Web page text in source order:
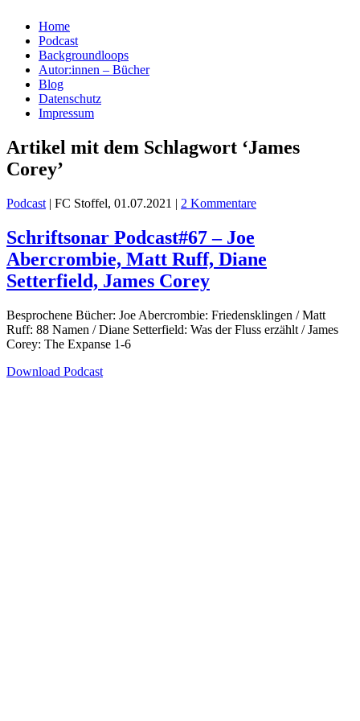
Home
Podcast
Backgroundloops
Autor:innen – Bücher
Blog
Datenschutz
Impressum
Artikel mit dem Schlagwort ‘James
Corey’
Podcast | FC Stoffel, 01.07.2021 | 2 Kommentare
Schriftsonar Podcast#67 – Joe
Abercrombie, Matt Ruff, Diane
Setterfield, James Corey
Besprochene Bücher: Joe Abercrombie: Friedensklingen / Matt
Ruff: 88 Namen / Diane Setterfield: Was der Fluss erzählt / James
Corey: The Expanse 1-6
Download Podcast